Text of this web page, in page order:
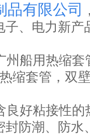
品有限公司
子、电力新
州船用热缩套
缩套管， 双
良好粘接性
封防潮、防水